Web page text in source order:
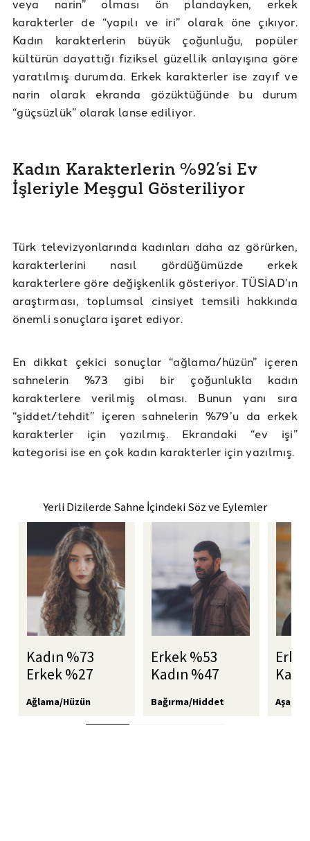
veya narin” olması ön plandayken, erkek
karakterler de “yapılı ve iri” olarak öne çıkıyor.
Kadın karakterlerin büyük çoğunluğu, popüler
kültürün dayattığı fiziksel güzellik anlayışına göre
yaratılmış durumda. Erkek karakterler ise zayıf ve
narin olarak ekranda gözüktüğünde bu durum
“güçsüzlük” olarak lanse ediliyor.
Kadın Karakterlerin %92’si Ev
İşleriyle Meşgul Gösteriliyor
Türk televizyonlarında kadınları daha az görürken,
karakterlerini nasıl gördüğümüzde erkek
karakterlere göre değişkenlik gösteriyor. TÜSİAD’ın
araştırması, toplumsal cinsiyet temsili hakkında
önemli sonuçlara işaret ediyor.
En dikkat çekici sonuçlar “ağlama/hüzün” içeren
sahnelerin %73 gibi bir çoğunlukla kadın
karakterlere verilmiş olması. Bunun yanı sıra
“şiddet/tehdit” içeren sahnelerin %79’u da erkek
karakterler için yazılmış. Ekrandaki “ev işi”
kategorisi ise en çok kadın karakterler için yazılmış.